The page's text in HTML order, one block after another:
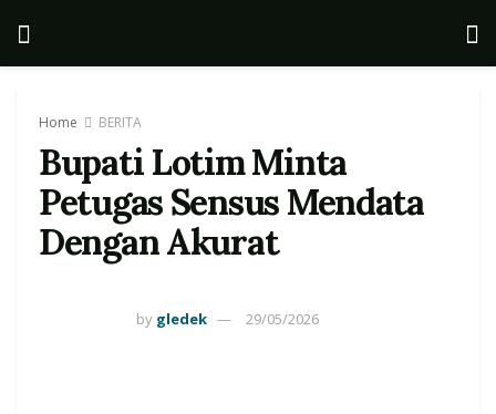
Home BERITA
Bupati Lotim Minta
Petugas Sensus Mendata
Dengan Akurat
by gledek 29/05/2026